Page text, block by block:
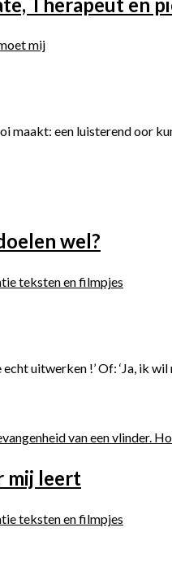
mij
maakt: een luisterend oor
wel?
teksten en filmpjes
echt uitwerken !’ Of: ‘Ja, ik
mij leert
teksten en filmpjes